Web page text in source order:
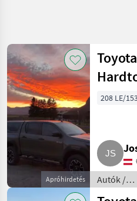
Kategória 4 Ország
AKTUÁLIS
ÚTVONAL
Személygépkocsi/Tehergépkocsi/
Autok
Motorkerekparok
Auto
Visszaállítás
11
Apróhirdetés
208 LE/
Autók /